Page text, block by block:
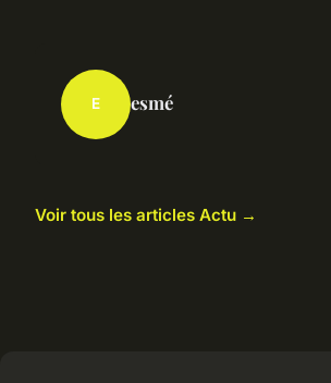
E esmé
Voir tous les articles Actu →